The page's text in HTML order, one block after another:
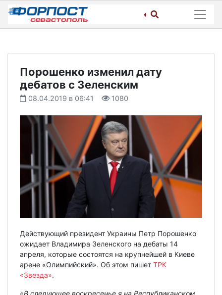
Skip
content
Порошенко изменил дату
дебатов с Зеленским
08.04.2019 в 06:41 1080
Действующий президент Украины Петр Порошенко
ожидает Владимира Зеленского на дебаты 14
апреля, которые состоятся на крупнейшей в Киеве
арене «Олимпийский». Об этом пишет ТРК
«Звезда».
«В следующее воскресенье я на Республиканском